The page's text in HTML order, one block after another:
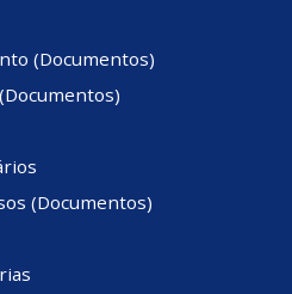
(Documentos)
(Documentos)